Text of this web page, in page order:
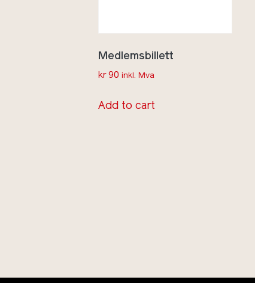
Medlemsbillett
kr90 inkl. Mva
Add to cart